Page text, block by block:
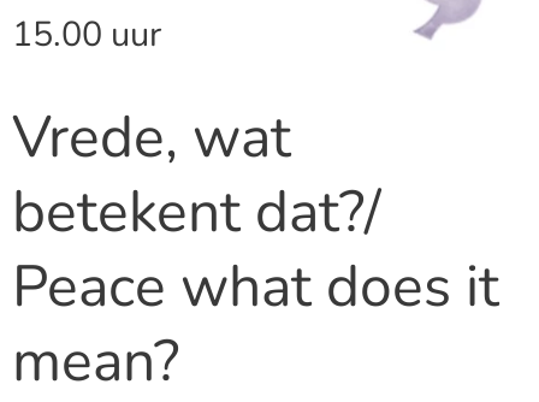
15.00 uur
Vrede, wat
betekent dat?/
Peace what does it
mean?